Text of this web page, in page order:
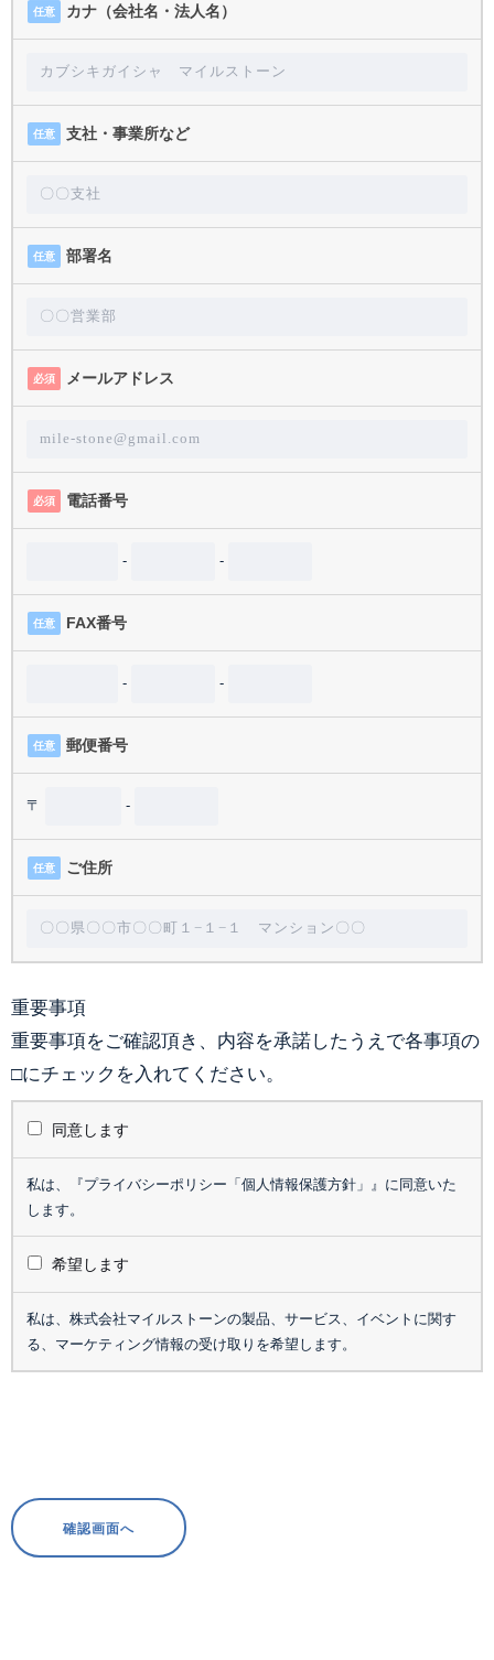
任意 カナ（会社名・法人名）
任意 支社・事業所など
任意 部署名
必須 メールアドレス
必須 電話番号
- -
任意 FAX番号
- -
任意 郵便番号
〒 -
任意 ご住所
重要事項
重要事項をご確認頂き、内容を承諾したうえで各事項の
□にチェックを入れてください。
同意します
私は、 『プライバシーポリシー「個人情報保護方針」』 に同意いた
します。
希望します
私は、株式会社マイルストーンの製品、サービス、イベントに関す
る、マーケティング情報の受け取りを希望します。